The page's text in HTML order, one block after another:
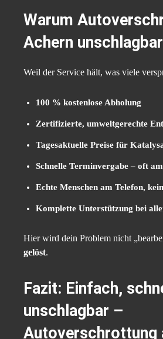
Warum
Achern
Weil der Service hält, was viele
100 % kostenlose Abholung
Zertifizierte, umweltgerechte
Tagesaktuelle Preise für
Schnelle Terminvergabe – oft
Echte Menschen am Telefon,
Komplette Unterstützung bei
Hier wird dein Problem nicht
gelöst.
Fazit: Einfach,
unschlagbar –
Autoverschrottung